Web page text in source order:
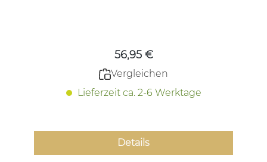
56,95 €
Vergleichen
Lieferzeit ca. 2-6 Werktage
Details